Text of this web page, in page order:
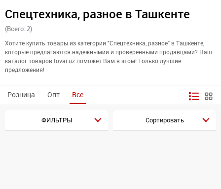
Спецтехника, разное в Ташкенте
(Всего: 2)
Хотите купить товары из категории "Спецтехника, разное" в Ташкенте,
которые предлагаются надежнымии и проверенными продавцами? Наш
каталог товаров tovar.uz поможет Вам в этом! Только лучшие
предложения!
Розница Опт Все
ФИЛЬТРЫ Сортировать